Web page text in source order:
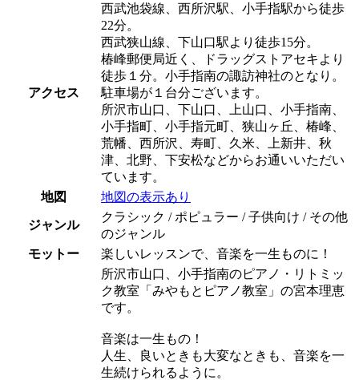
アクセス
西武池袋線、西所沢駅、小手指駅から徒歩
22分。
西武狭山線、下山口駅より徒歩15分。
椿峰郵便局近く、ドラッグストアセキより
徒歩１分。小手指南の諏訪神社のとなり。
駐車場が１台分ございます。
所沢市山口、下山口、上山口、小手指南、
小手指町、小手指元町、狭山ヶ丘、椿峰、
荒幡、西所沢、寿町、久米、上新井、秋
津、北野、下安松などからお通いいただい
ています。
地図
地図の表示あり
ジャンル
クラシック / ポピュラー / 子供向け / その他
のジャンル
モットー
楽しいレッスンで、音楽を一生ものに！
所沢市山口、小手指南のピアノ・リトミッ
ク教室「みやもとピアノ教室」の宮本理恵
です。
音楽は一生もの！
人生、良いときも大変なときも、音楽を一
生続けられるように。